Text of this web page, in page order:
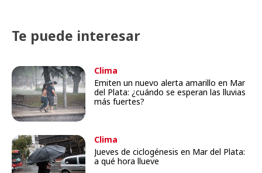
Te puede interesar
Clima
Emiten un nuevo alerta amarillo en Mar
del Plata: ¿cuándo se esperan las lluvias
más fuertes?
Clima
Jueves de ciclogénesis en Mar del Plata:
a qué hora llueve